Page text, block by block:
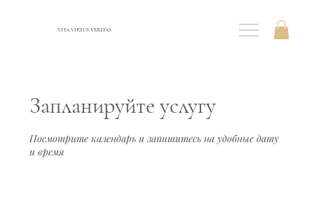
VITA VIRTUS VERITAS
Запланируйте услугу
Посмотрите календарь и запишитесь на удобные дату
и время